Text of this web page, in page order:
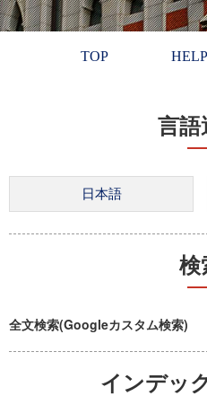
TOP HELP
言語
検
全文検索(Googleカスタム検索)
インデッ